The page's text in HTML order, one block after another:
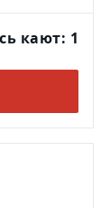
кают: 1